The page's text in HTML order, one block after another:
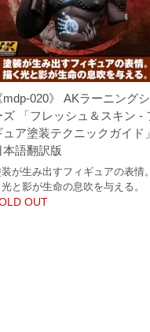
mdp-020》 AKラーニングシ
ズ 「フレッシュ＆スキン -
ュア塗装テクニックガイド」
本語翻訳版
が生み出すフィギュアの表情
光と影が生命の息吹を与える。
OUT